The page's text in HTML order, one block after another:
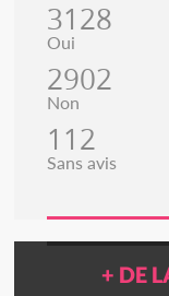
3128
Oui
2902
Non
112
Sans avis
+ DE